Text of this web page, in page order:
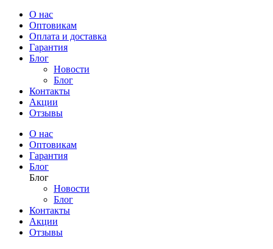
О нас
Оптовикам
Оплата и доставка
Гарантия
Блог
Новости
Блог
Контакты
Акции
Отзывы
О нас
Оптовикам
Гарантия
Блог
Блог
Новости
Блог
Контакты
Акции
Отзывы